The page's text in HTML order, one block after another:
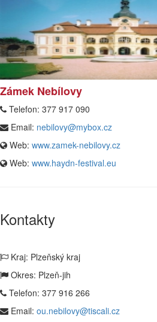
Zámek Nebílovy
Telefon: 377 917 090
Email: nebilovy@mybox.cz
Web: www.zamek-nebilovy.cz
Web: www.haydn-festival.eu
Kontakty
Kraj: Plzeňský kraj
Okres: Plzeň-jih
Telefon: 377 916 266
Email: ou.nebilovy@tiscali.cz